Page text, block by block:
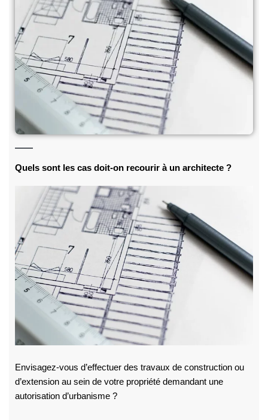
Quels sont les cas doit-on recourir à un architecte ?
Envisagez-vous d’effectuer des travaux de construction ou
d’extension au sein de votre propriété demandant une
autorisation d’urbanisme ?